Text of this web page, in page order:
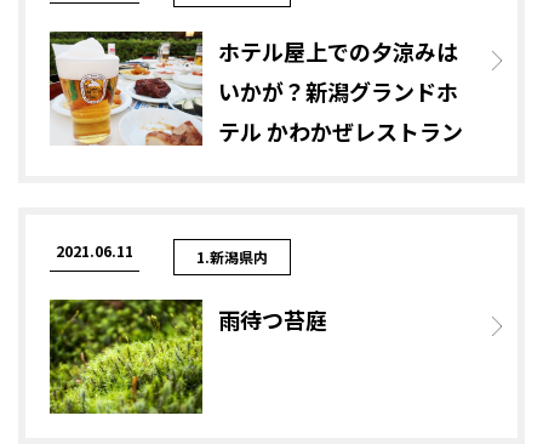
ホテル屋上での夕涼みは
いかが？新潟グランドホ
テル かわかぜレストラン
2021.06.11 1.新潟県内
雨待つ苔庭